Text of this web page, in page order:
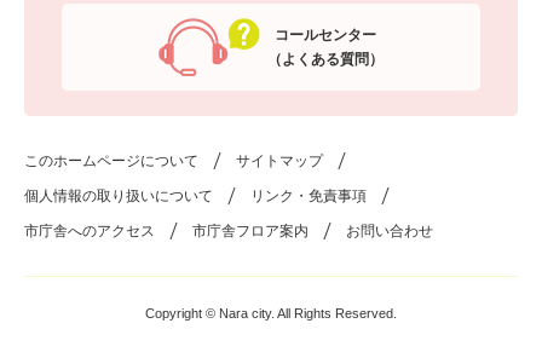
コールセンター
（よくある質問）
このホームページについて サイトマップ
個人情報の取り扱いについて リンク・免責事項
市庁舎へのアクセス 市庁舎フロア案内 お問い合わせ
Copyright © Nara city. All Rights Reserved.